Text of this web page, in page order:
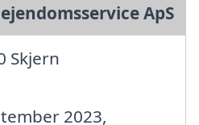
ApS
Skjern
2023,